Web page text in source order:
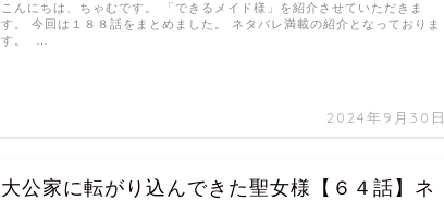
2024年9月30日
こんにちは、ちゃむです。 「できるメイド様」を紹介させていただきま
す。 今回は１８８話をまとめました。 ネタバレ満載の紹介となっておりま
す。 …
大公家に転がり込んできた聖女様【６４話】ネ